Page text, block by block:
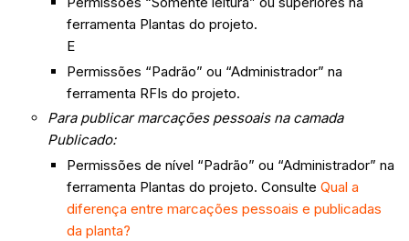
ferramenta Plantas do projeto.
E
Permissões “Padrão” ou “Administrador” na
ferramenta RFIs do projeto.
Para publicar marcações pessoais na camada
Publicado:
Permissões de nível “Padrão” ou “Administrador” na
ferramenta Plantas do projeto. ConsulteQual a
diferença entre marcações pessoais e publicadas
da planta?